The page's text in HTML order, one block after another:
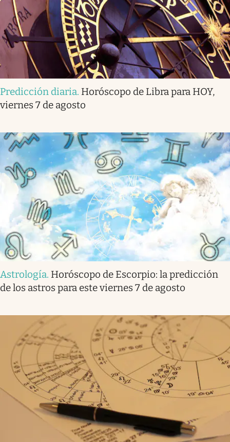
Predicción diaria. Horóscopo de Libra para HOY,
viernes 7 de agosto
Astrología. Horóscopo de Escorpio: la predicción
de los astros para este viernes 7 de agosto